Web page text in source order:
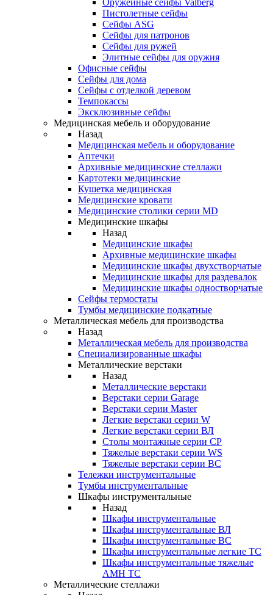
Оружейные сейфы Valberg
Пистолетные сейфы
Сейфы ASG
Сейфы для патронов
Сейфы для ружей
Элитные сейфы для оружия
Офисные сейфы
Сейфы для дома
Сейфы с отделкой деревом
Темпокассы
Эксклюзивные сейфы
Медицинская мебель и оборудование
Назад
Медицинская мебель и оборудование
Аптечки
Архивные медицинские стеллажи
Картотеки медицинские
Кушетка медицинская
Медицинские кровати
Медицинские столики серии MD
Медицинские шкафы
Назад
Медицинские шкафы
Архивные медицинские шкафы
Медицинские шкафы двухстворчатые
Медицинские шкафы для раздевалок
Медицинские шкафы одностворчатые
Сейфы термостаты
Тумбы медицинские подкатные
Металлическая мебель для производства
Назад
Металлическая мебель для производства
Cпециализированные шкафы
Металлические верстаки
Назад
Металлические верстаки
Верстаки серии Garage
Верстаки серии Master
Легкие верстаки серии W
Легкие верстаки серии ВЛ
Столы монтажные серии СР
Тяжелые верстаки серии WS
Тяжелые верстаки серии ВС
Тележки инструментальные
Тумбы инструментальные
Шкафы инструментальные
Назад
Шкафы инструментальные
Шкафы инструментальные ВЛ
Шкафы инструментальные ВС
Шкафы инструментальные легкие ТС
Шкафы инструментальные тяжелые
AMH TC
Металлические стеллажи